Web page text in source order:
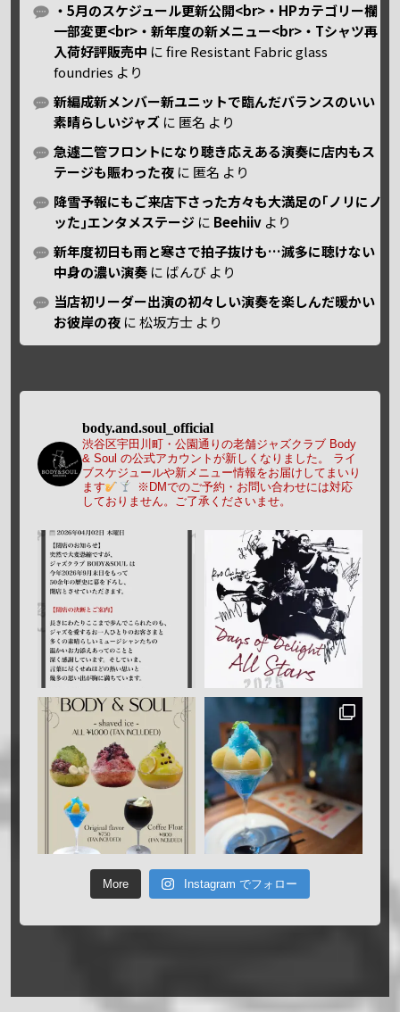
・5月のスケジュール更新公開<br>・HPカテゴリー欄
一部変更<br>・新年度の新メニュー<br>・Tシャツ再
入荷好評販売中 にfire Resistant Fabric glass
foundries より
新編成新メンバー新ユニットで臨んだバランスのいい
素晴らしいジャズ に 匿名 より
急遽二管フロントになり聴き応えある演奏に店内もス
テージも賑わった夜 に 匿名 より
降雪予報にもご来店下さった方々も大満足の｢ノリにノ
ッた｣エンタメステージ に Beehiiv より
新年度初日も雨と寒さで拍子抜けも…滅多に聴けない
中身の濃い演奏 に ばんび より
当店初リーダー出演の初々しい演奏を楽しんだ暖かい
お彼岸の夜 に松坂方士 より
body.and.soul_official
渋谷区宇田川町・公園通りの老舗ジャズクラブ Body
& Soul の公式アカウントが新しくなりました。
ライ
ブスケジュールや新メニュー情報をお届けしてまいり
ます
※DMでのご予約・お問い合わせには対応
しておりません。ご了承くださいませ。
More Instagram でフォロー